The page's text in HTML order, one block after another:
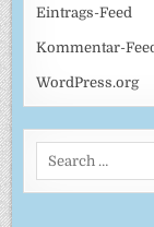
Eintrags-Feed
Kommentar-
WordPress.org
Search